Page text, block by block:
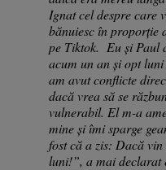
Ignat cel despre care
bănuiesc în proporție
pe Tiktok. Eu și Paul
acum un an și opt
am avut conflicte
dacă vrea să se
vulnerabil. El m-a
mine și îmi sparge
fost că a zis: Dacă
luni!”, a mai declarat